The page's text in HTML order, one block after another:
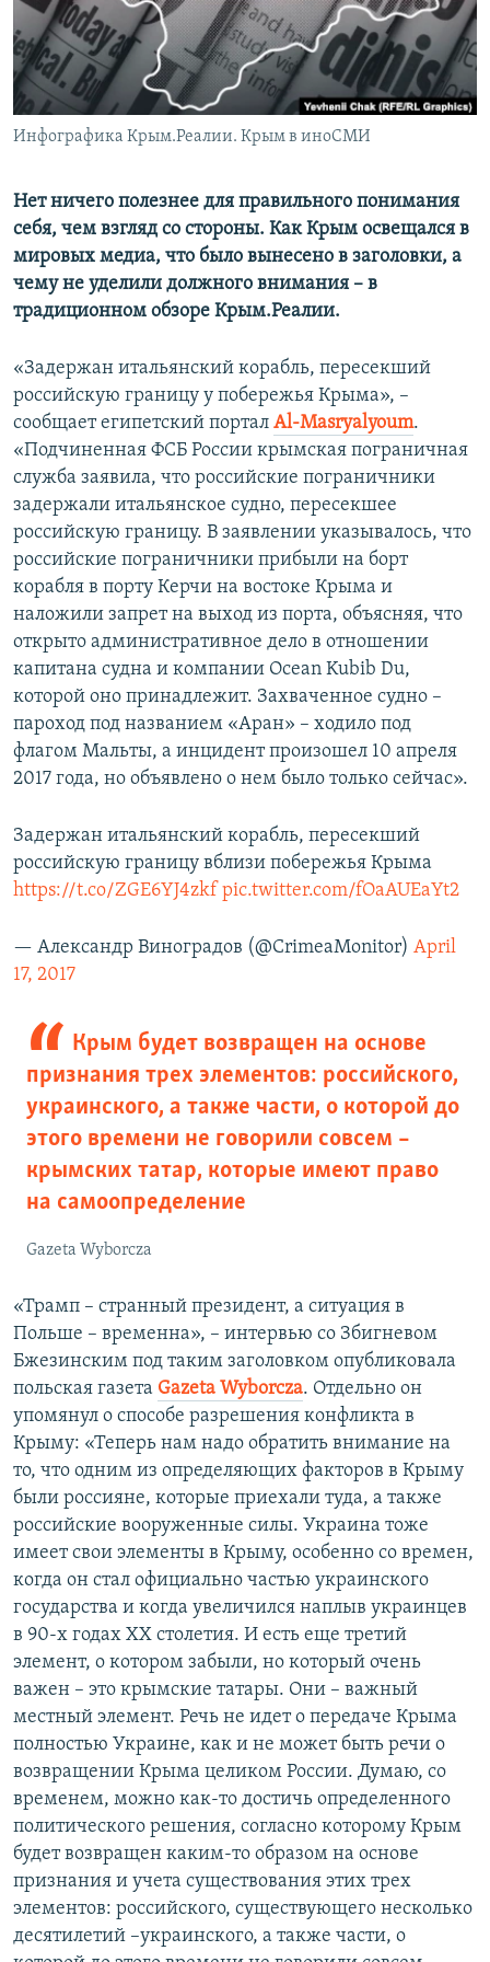
ПОБЕДИТЕЛЕЙ НЕ СУДЯТ?
КРЫМ.НЕПОКОРЕННЫЙ
ELIFBE
УКРАИНСКАЯ ПРОБЛЕМА КРЫМА
ПРИСОЕДИНЯЙТЕСЬ!
Инфографика Крым.Реалии. Крым в иноСМИ
Нет ничего полезнее для правильного понимания
себя, чем взгляд со стороны. Как Крым освещался в
мировых медиа, что было вынесено в заголовки, а
чему не уделили должного внимания – в
традиционном обзоре Крым.Реалии.
«Задержан итальянский корабль, пересекший
российскую границу у побережья Крыма», –
сообщает египетский портал Аl-Мasryalyoum.
«Подчиненная ФСБ России крымская пограничная
служба заявила, что российские пограничники
задержали итальянское судно, пересекшее
российскую границу. В заявлении указывалось, что
российские пограничники прибыли на борт
корабля в порту Керчи на востоке Крыма и
наложили запрет на выход из порта, объясняя, что
открыто административное дело в отношении
капитана судна и компании Ocean Kubib Du,
которой оно принадлежит. Захваченное судно –
пароход под названием «Аран» – ходило под
флагом Мальты, а инцидент произошел 10 апреля
2017 года, но объявлено о нем было только сейчас».
Задержан итальянский корабль, пересекший
российскую границу вблизи побережья Крыма
https://t.co/ZGE6YJ4zkf pic.twitter.com/fOaAUEaYt2
— Александр Виноградов (@CrimeaMonitor) April
17, 2017
Крым будет возвращен на основе
признания трех элементов: российского,
украинского, а также части, о которой до
этого времени не говорили совсем –
крымских татар, которые имеют право
на самоопределение
Gazeta Wyborcza
«Трамп – странный президент, а ситуация в
Польше – временна», – интервью со Збигневом
Бжезинским под таким заголовком опубликовала
польская газета Gazeta Wyborcza. Отдельно он
упомянул о способе разрешения конфликта в
Крыму: «Теперь нам надо обратить внимание на
то, что одним из определяющих факторов в Крыму
были россияне, которые приехали туда, а также
российские вооруженные силы. Украина тоже
имеет свои элементы в Крыму, особенно со времен,
когда он стал официально частью украинского
государства и когда увеличился наплыв украинцев
в 90-х годах ХХ столетия. И есть еще третий
элемент, о котором забыли, но который очень
важен – это крымские татары. Они – важный
местный элемент. Речь не идет о передаче Крыма
полностью Украине, как и не может быть речи о
возвращении Крыма целиком России. Думаю, со
временем, можно как-то достичь определенного
политического решения, согласно которому Крым
будет возвращен каким-то образом на основе
признания и учета существования этих трех
элементов: российского, существующего несколько
десятилетий –украинского, а также части, о